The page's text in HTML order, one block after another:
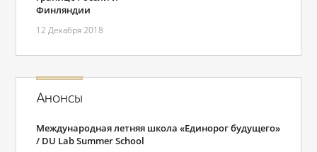
Финляндии
12 Декабря 2018
Анонсы
Международная летняя школа «Единорог будущего»
/ DU Lab Summer School